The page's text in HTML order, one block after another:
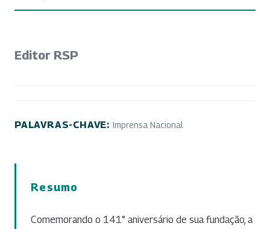
Editor RSP
PALAVRAS-CHAVE: Imprensa Nacional
Resumo
Comemorando o 141° aniversário de sua fundação, a